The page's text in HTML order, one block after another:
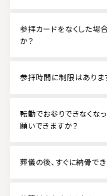
参拝カードをなくした場
か？
参拝時間に制限はありま
転勤でお参りできなくな
願いできますか？
葬儀の後、すぐに納骨で